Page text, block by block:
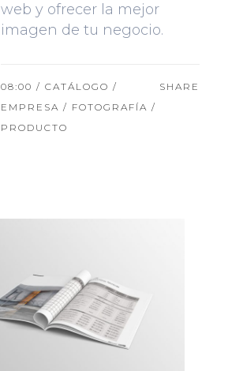
web y ofrecer la mejor
imagen de tu negocio.
08:00 / CATÁLOGO /
EMPRESA / FOTOGRAFÍA /
PRODUCTO
SHARE